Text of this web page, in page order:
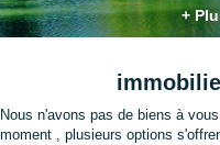
+
Nous n'avons pas de biens à
moment , plusieurs options